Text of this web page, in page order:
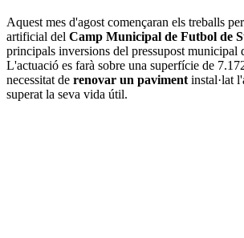
Aquest mes d'agost començaran els treballs
artificial del Camp Municipal de Futbol de
principals inversions del pressupost municipal
L'actuació es farà sobre una superfície de
necessitat de renovar un paviment instal·lat
superat la seva vida útil.